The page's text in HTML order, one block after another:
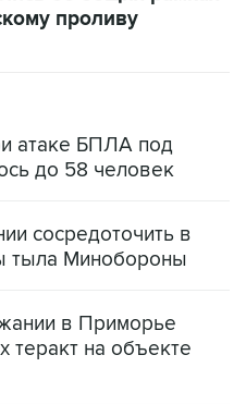
проливу
атаке БПЛА под
до 58 человек
сосредоточить в
тыла Минобороны
в Приморье
теракт на объекте